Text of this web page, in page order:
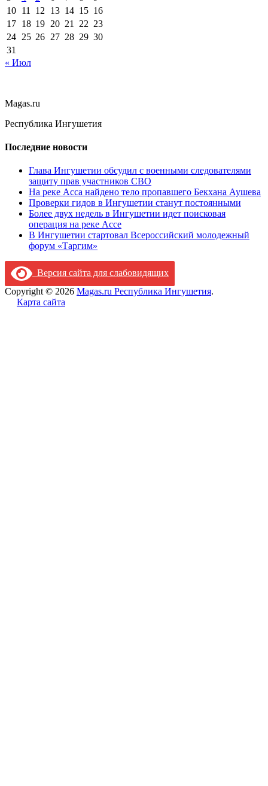
10 11 12 13 14 15 16
17 18 19 20 21 22 23
24 25 26 27 28 29 30
31
« Июл
Magas.ru
Республика Ингушетия
Последние новости
Глава Ингушетии обсудил с военными следователями
защиту прав участников СВО
На реке Асса найдено тело пропавшего Бекхана Аушева
Проверки гидов в Ингушетии станут постоянными
Более двух недель в Ингушетии идет поисковая
операция на реке Ассе
В Ингушетии стартовал Всероссийский молодежный
форум «Таргим»
Версия сайта для слабовидящих
Copyright © 2026 Magas.ru Республика Ингушетия.
Карта сайта